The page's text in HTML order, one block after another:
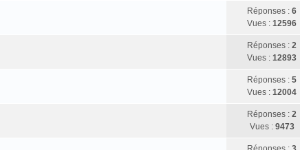
Réponses : 6
Vues : 12596
Réponses : 2
Vues : 12893
Réponses : 5
Vues : 12004
Réponses : 2
Vues : 9473